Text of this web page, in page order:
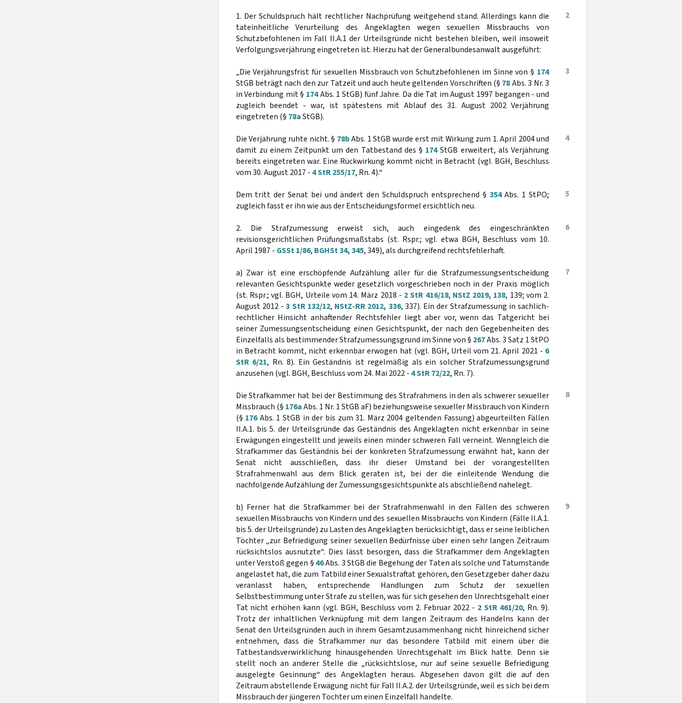
2
1. Der Schuldspruch hält rechtlicher Nachprüfung weitgehend stand. Allerdings kann die
tateinheitliche Verurteilung des Angeklagten wegen sexuellen Missbrauchs von
Schutzbefohlenen im Fall II.A.1 der Urteilsgründe nicht bestehen bleiben, weil insoweit
Verfolgungsverjährung eingetreten ist. Hierzu hat der Generalbundesanwalt ausgeführt:
3
„Die Verjährungsfrist für sexuellen Missbrauch von Schutzbefohlenen im Sinne von § 174
StGB beträgt nach den zur Tatzeit und auch heute geltenden Vorschriften (§ 78Abs. 3 Nr. 3
in Verbindung mit § 174Abs. 1 StGB) fünf Jahre. Da die Tat im August 1997 begangen - und
zugleich beendet - war, ist spätestens mit Ablauf des 31. August 2002 Verjährung
eingetreten (§ 78aStGB).
4
Die Verjährung ruhte nicht. § 78bAbs. 1 StGB wurde erst mit Wirkung zum 1. April 2004 und
damit zu einem Zeitpunkt um den Tatbestand des § 174StGB erweitert, als Verjährung
bereits eingetreten war. Eine Rückwirkung kommt nicht in Betracht (vgl. BGH, Beschluss
vom 30. August 2017 -4 StR 255/17, Rn. 4).“
5
Dem tritt der Senat bei und ändert den Schuldspruch entsprechend § 354Abs. 1 StPO;
zugleich fasst er ihn wie aus der Entscheidungsformel ersichtlich neu.
6
2. Die Strafzumessung erweist sich, auch eingedenk des eingeschränkten
revisionsgerichtlichen Prüfungsmaßstabs (st. Rspr.; vgl. etwa BGH, Beschluss vom 10.
April 1987 - GSSt 1/86, BGHSt 34, 345, 349), als durchgreifend rechtsfehlerhaft.
7
a) Zwar ist eine erschöpfende Aufzählung aller für die Strafzumessungsentscheidung
relevanten Gesichtspunkte weder gesetzlich vorgeschrieben noch in der Praxis möglich
(st. Rspr.; vgl. BGH, Urteile vom 14. März 2018 - 2 StR 416/18, NStZ 2019, 138, 139; vom 2.
August 2012 -3 StR 132/12, NStZ-RR 2012, 336, 337). Ein der Strafzumessung in sachlich-
rechtlicher Hinsicht anhaftender Rechtsfehler liegt aber vor, wenn das Tatgericht bei
seiner Zumessungsentscheidung einen Gesichtspunkt, der nach den Gegebenheiten des
Einzelfalls als bestimmender Strafzumessungsgrund im Sinne von § 267Abs. 3 Satz 1 StPO
in Betracht kommt, nicht erkennbar erwogen hat (vgl. BGH, Urteil vom 21. April 2021 - 6
StR 6/21, Rn. 8). Ein Geständnis ist regelmäßig als ein solcher Strafzumessungsgrund
anzusehen (vgl. BGH, Beschluss vom 24. Mai 2022 -4 StR 72/22, Rn. 7).
8
Die Strafkammer hat bei der Bestimmung des Strafrahmens in den als schwerer sexueller
Missbrauch (§ 176aAbs. 1 Nr. 1 StGB aF) beziehungsweise sexueller Missbrauch von Kindern
(§ 176Abs. 1 StGB in der bis zum 31. März 2004 geltenden Fassung) abgeurteilten Fällen
II.A.1. bis 5. der Urteilsgründe das Geständnis des Angeklagten nicht erkennbar in seine
Erwägungen eingestellt und jeweils einen minder schweren Fall verneint. Wenngleich die
Strafkammer das Geständnis bei der konkreten Strafzumessung erwähnt hat, kann der
Senat nicht ausschließen, dass ihr dieser Umstand bei der vorangestellten
Strafrahmenwahl aus dem Blick geraten ist, bei der die einleitende Wendung die
nachfolgende Aufzählung der Zumessungsgesichtspunkte als abschließend nahelegt.
9
b) Ferner hat die Strafkammer bei der Strafrahmenwahl in den Fällen des schweren
sexuellen Missbrauchs von Kindern und des sexuellen Missbrauchs von Kindern (Fälle II.A.1.
bis 5. der Urteilsgründe) zu Lasten des Angeklagten berücksichtigt, dass er seine leiblichen
Töchter „zur Befriedigung seiner sexuellen Bedürfnisse über einen sehr langen Zeitraum
rücksichtslos ausnutzte“. Dies lässt besorgen, dass die Strafkammer dem Angeklagten
unter Verstoß gegen §46Abs. 3 StGB die Begehung der Taten als solche und Tatumstände
angelastet hat, die zum Tatbild einer Sexualstraftat gehören, den Gesetzgeber daher dazu
veranlasst haben, entsprechende Handlungen zum Schutz der sexuellen
Selbstbestimmung unter Strafe zu stellen, was für sich gesehen den Unrechtsgehalt einer
Tat nicht erhöhen kann (vgl. BGH, Beschluss vom 2. Februar 2022 - 2 StR 461/20, Rn. 9).
Trotz der inhaltlichen Verknüpfung mit dem langen Zeitraum des Handelns kann der
Senat den Urteilsgründen auch in ihrem Gesamtzusammenhang nicht hinreichend sicher
entnehmen, dass die Strafkammer nur das besondere Tatbild mit einem über die
Tatbestandsverwirklichung hinausgehenden Unrechtsgehalt im Blick hatte. Denn sie
stellt noch an anderer Stelle die „rücksichtslose, nur auf seine sexuelle Befriedigung
ausgelegte Gesinnung“ des Angeklagten heraus. Abgesehen davon gilt die auf den
Zeitraum abstellende Erwägung nicht für Fall II.A.2. der Urteilsgründe, weil es sich bei dem
Missbrauch der jüngeren Tochter um einen Einzelfall handelte.